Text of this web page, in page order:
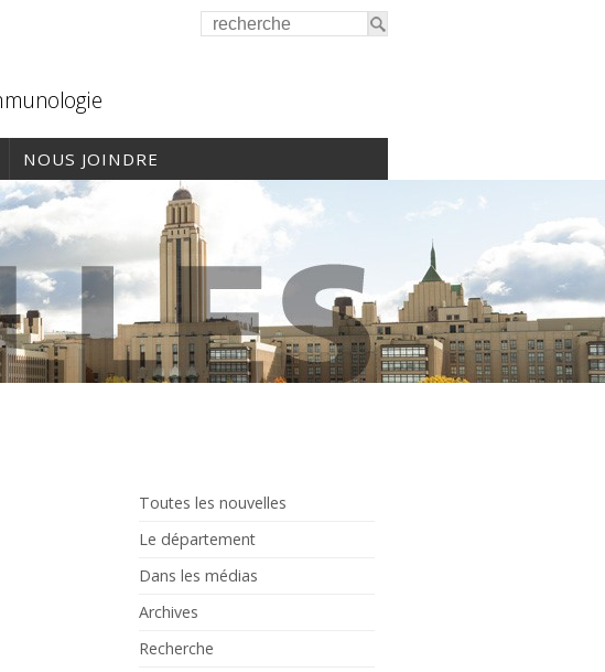
NOUS JOINDRE
Toutes les nouvelles
Le département
Dans les médias
Archives
Recherche